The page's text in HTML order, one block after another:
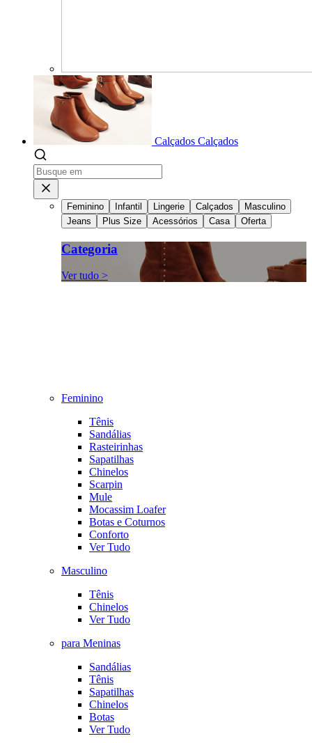
Calçados Calçados
Feminino Infantil Lingerie Calçados
Masculino
Jeans
Plus Size Acessórios Casa Oferta
Categoria
Ver tudo >
Feminino
Tênis
Sandálias
Rasteirinhas
Sapatilhas
Chinelos
Scarpin
Mule
Mocassim Loafer
Botas e Coturnos
Conforto
Ver Tudo
Masculino
Tênis
Chinelos
Ver Tudo
para Meninas
Sandálias
Tênis
Sapatilhas
Chinelos
Botas
Ver Tudo